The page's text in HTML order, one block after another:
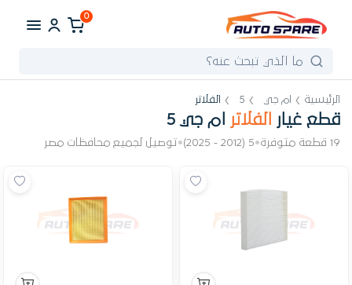
0
الرئيسية ام جي 5 الفلاتر
قطع غيار الفلاتر ام جي 5
19 قطعة متوفرة •
5 (2012 - 2025)
•توصيل لجميع محافظات مصر